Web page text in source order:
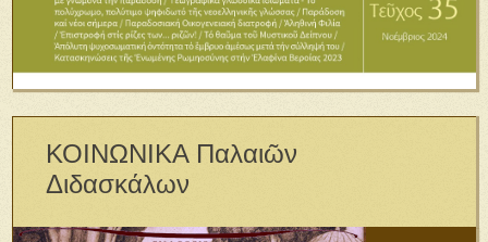
ΚΟΙΝΩΝΙΚΑ Παλαιῶν
Διδασκάλων